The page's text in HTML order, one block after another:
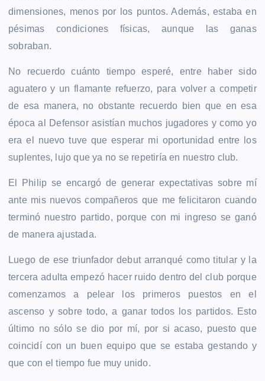
dimensiones, menos por los puntos. Además, estaba en
pésimas condiciones físicas, aunque las ganas
sobraban.
No recuerdo cuánto tiempo esperé, entre haber sido
aguatero y un flamante refuerzo, para volver a competir
de esa manera, no obstante recuerdo bien que en esa
época al Defensor asistían muchos jugadores y como yo
era el nuevo tuve que esperar mi oportunidad entre los
suplentes, lujo que ya no se repetiría en nuestro club.
El Philip se encargó de generar expectativas sobre mí
ante mis nuevos compañeros que me felicitaron cuando
terminó nuestro partido, porque con mi ingreso se ganó
de manera ajustada.
Luego de ese triunfador debut arranqué como titular y la
tercera adulta empezó hacer ruido dentro del club porque
comenzamos a pelear los primeros puestos en el
ascenso y sobre todo, a ganar todos los partidos. Esto
último no sólo se dio por mí, por si acaso, puesto que
coincidí con un buen equipo que se estaba gestando y
que con el tiempo fue muy unido.